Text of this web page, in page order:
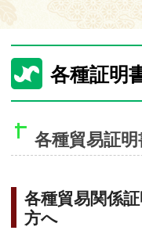
各種証明
各種貿易証明
各種貿易関係
方へ